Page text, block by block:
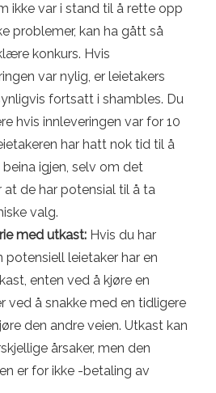
ikke var i stand til å rette opp
problemer, kan ha gått så
konkurs. Hvis
var nylig, er leietakers
fortsatt i shambles. Du
hvis innleveringen var for 10
har hatt nok tid til å
igjen, selv om det
at de har potensial til å ta
valg.
med utkast: Hvis du har
leietaker har en
enten ved å kjøre en
ved å snakke med en tidligere
den andre veien. Utkast kan
årsaker, men den
er for ikke -betaling av